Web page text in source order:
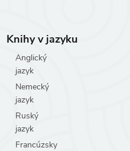
Knihy v jazyku
Anglický
jazyk
Nemecký
jazyk
Ruský
jazyk
Francúzsky